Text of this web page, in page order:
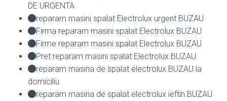
DE URGENTA
reparam masini spalat Electrolux urgent BUZAU
Firma reparam masini spalat Electrolux BUZAU
Firme reparam masini spalat Electrolux BUZAU
Pret reparam masini spalat Electrolux BUZAU
reparam masina de spalat electrolux BUZAU la
domiciliu
reparam masina de spalat electrolux ieftin BUZAU